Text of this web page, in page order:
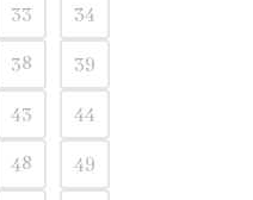
33
34
38
39
43
44
48
49